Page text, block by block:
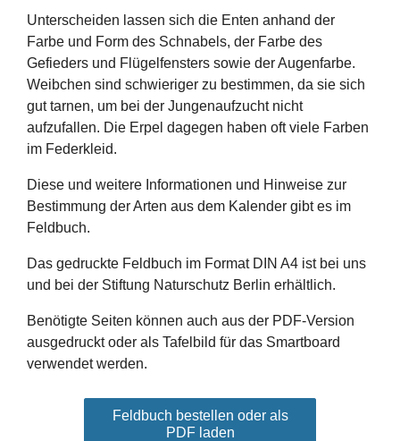
Unterscheiden lassen sich die Enten anhand der
Farbe und Form des Schnabels, der Farbe des
Gefieders und Flügelfensters sowie der Augenfarbe.
Weibchen sind schwieriger zu bestimmen, da sie sich
gut tarnen, um bei der Jungenaufzucht nicht
aufzufallen. Die Erpel dagegen haben oft viele Farben
im Federkleid.
Diese und weitere Informationen und Hinweise zur
Bestimmung der Arten aus dem Kalender gibt es im
Feldbuch.
Das gedruckte Feldbuch im Format DIN A4 ist bei uns
und bei der Stiftung Naturschutz Berlin erhältlich.
Benötigte Seiten können auch aus der PDF-Version
ausgedruckt oder als Tafelbild für das Smartboard
verwendet werden.
Feldbuch bestellen oder als
PDF laden